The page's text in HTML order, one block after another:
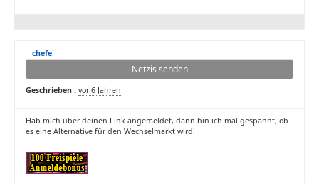
chefe
Netzis senden
Geschrieben : vor 6 Jahren
Hab mich über deinen Link angemeldet, dann bin ich mal gespannt, ob
es eine Alternative für den Wechselmarkt wird!